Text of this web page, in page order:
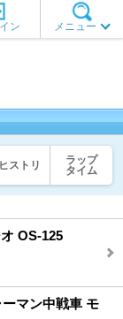
メニュー
ン
ヒストリ
ラップ
タイム
OS-125
マン中戦車 モ